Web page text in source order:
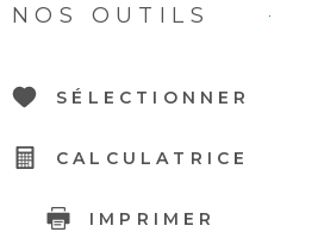
NOS OUTILS
SÉLECTIONNER
CALCULATRICE
IMPRIMER